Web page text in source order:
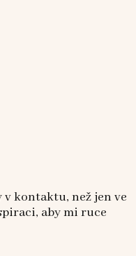
kontaktu, než jen ve
aby mi ruce